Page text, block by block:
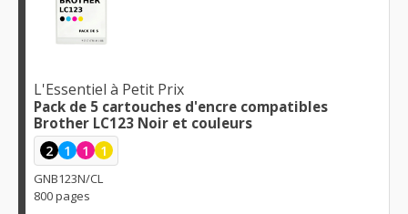
L'Essentiel à Petit Prix
Pack de 5 cartouches d'encre compatibles
Brother LC123 Noir et couleurs
2 1 1 1
GNB123N/CL
800 pages